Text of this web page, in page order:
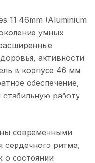
11 46mm (Aluminium
умных
активности
в корпусе 46 мм
обеспечение,
работу
современными
сердечного ритма,
о состоянии